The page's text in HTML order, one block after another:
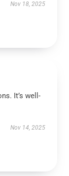
Nov 18, 2025
It’s well-
Nov 14, 2025